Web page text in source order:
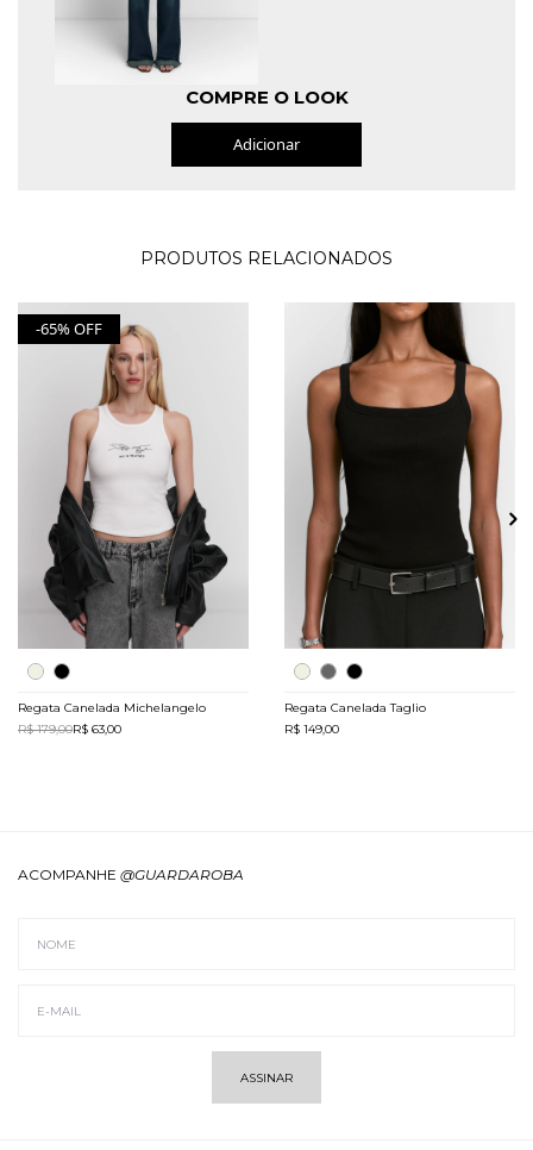
COMPRE O LOOK
Adicionar
PRODUTOS RELACIONADOS
-65% OFF
Regata Canelada Michelangelo
R$ 179,00R$ 63,00
Regata Canelada Taglio
R$ 149,00
ACOMPANHE @GUARDAROBA
ASSINAR